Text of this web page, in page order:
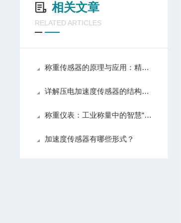
相关文章
RELATED ARTICLES
称重传感器的原理与应用：精准测量的关键技术
详解压电加速度传感器的结构与安装
称重仪表：工业称量中的智慧“大脑”
加速度传感器有哪些形式？